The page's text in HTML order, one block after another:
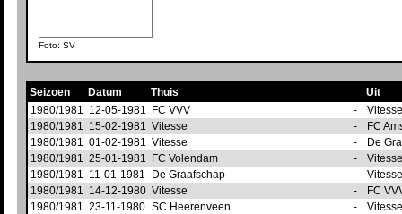
Foto: SV
Seizoen Datum Thuis
Uit
1980/1981 12-05-1981 FC VVV -
1980/1981 15-02-1981 Vitesse -
FC
1980/1981 01-02-1981 Vitesse -
De
1980/1981 25-01-1981 FC Volendam -
1980/1981 11-01-1981 De Graafschap -
1980/1981 14-12-1980 Vitesse -
FC
1980/1981 23-11-1980 SC Heerenveen -